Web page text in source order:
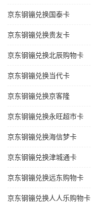
京东钢镚兑换国泰卡
京东钢镚兑换贵友卡
京东钢镚兑换北辰购物卡
京东钢镚兑换当代卡
京东钢镚兑换京客隆
京东钢镚兑换永旺超市卡
京东钢镚兑换海信梦卡
京东钢镚兑换津城通卡
京东钢镚兑换远东购物卡
京东钢镚兑换人人乐购物卡